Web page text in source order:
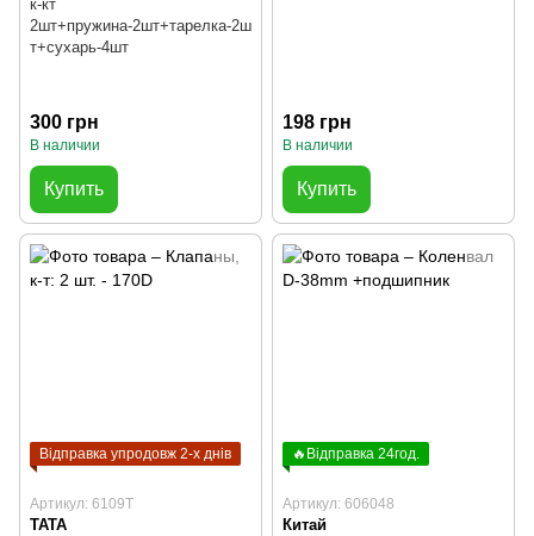
к-кт
2шт+пружина-2шт+тарелка-2ш
т+сухарь-4шт
300 грн
В наличии
Купить
198 грн
В наличии
Купить
Відправка упродовж 2-х днів
Артикул: 6109T
TATA
🔥Відправка 24год.
Артикул: 606048
Китай